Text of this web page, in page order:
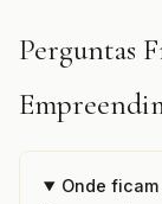
Perguntas
Onde